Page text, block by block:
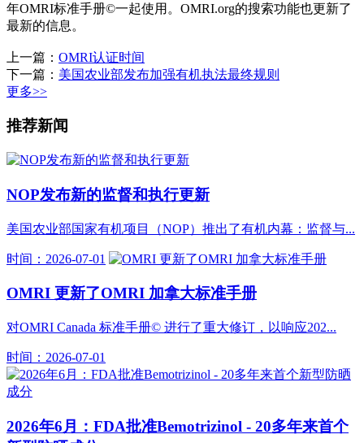
年OMRI标准手册©一起使用。OMRI.org的搜索功能也更新了
最新的信息。
上一篇： OMRI认证时间
下一篇： 美国农业部发布加强有机执法最终规则
更多>>
推荐新闻
NOP发布新的监督和执行更新
美国农业部国家有机项目（NOP）推出了有机内幕：监督与...
时间：2026-07-01
OMRI 更新了OMRI 加拿大标准手册
对OMRI Canada 标准手册© 进行了重大修订，以响应202...
时间：2026-07-01
2026年6月：FDA批准Bemotrizinol - 20多年来首个